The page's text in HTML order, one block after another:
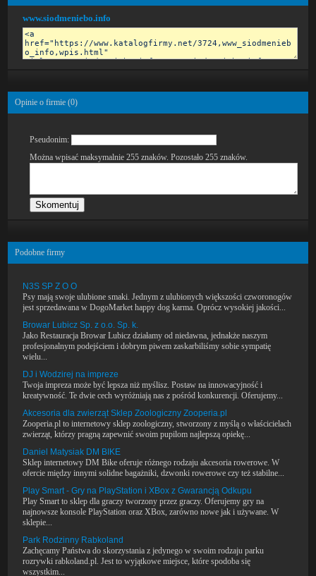
www.siodmeniebo.info
Opinie o firmie (0)
Pseudonim:
Można wpisać maksymalnie 255 znaków. Pozostało255 znaków.
Podobne firmy
N3S SP Z O O
Psy mają swoje ulubione smaki. Jednym z ulubionych większości czworonogów
jest sprzedawana w DogoMarket happy dog karma. Oprócz wysokiej jakości...
Browar Lubicz Sp. z o.o. Sp. k.
Jako Restauracja Browar Lubicz działamy od niedawna, jednakże naszym
profesjonalnym podejściem i dobrym piwem zaskarbiliśmy sobie sympatię
wielu...
DJ i Wodzirej na impreze
Twoja impreza może być lepsza niż myślisz. Postaw na innowacyjność i
kreatywność. Te dwie cech wyróżniają nas z pośród konkurencji. Oferujemy...
Akcesoria dla zwierząt Sklep Zoologiczny Zooperia.pl
Zooperia.pl to internetowy sklep zoologiczny, stworzony z myślą o właścicielach
zwierząt, którzy pragną zapewnić swoim pupilom najlepszą opiekę...
Daniel Matysiak DM BIKE
Sklep internetowy DM Bike oferuje różnego rodzaju akcesoria rowerowe. W
ofercie między innymi solidne bagażniki, dzwonki rowerowe czy też stabilne...
Play Smart - Gry na PlayStation i XBox z Gwarancją Odkupu
Play Smart to sklep dla graczy tworzony przez graczy. Oferujemy gry na
najnowsze konsole PlayStation oraz XBox, zarówno nowe jak i używane. W
sklepie...
Park Rodzinny Rabkoland
Zachęcamy Państwa do skorzystania z jedynego w swoim rodzaju parku
rozrywki rabkoland.pl. Jest to wyjątkowe miejsce, które spodoba się
wszystkim...